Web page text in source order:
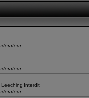
Leeching Interdit